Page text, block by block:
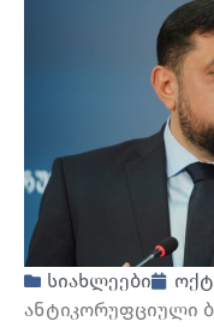
სიახლეები
ანტიკორუფციული